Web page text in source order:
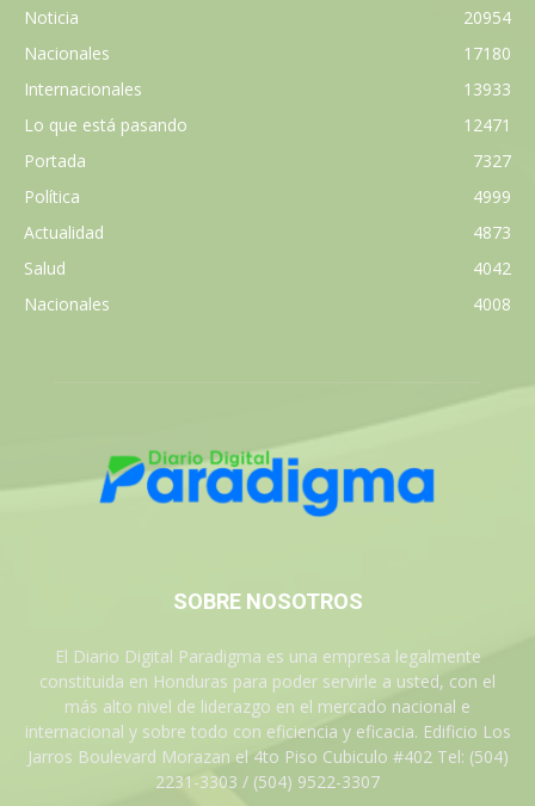
Noticia
20954
Nacionales
17180
Internacionales
13933
Lo que está pasando
12471
Portada
7327
Política
4999
Actualidad
4873
Salud
4042
Nacionales
4008
SOBRE NOSOTROS
El Diario Digital Paradigma es una empresa legalmente
constituida en Honduras para poder servirle a usted, con el
más alto nivel de liderazgo en el mercado nacional e
internacional y sobre todo con eficiencia y eficacia. Edificio Los
Jarros Boulevard Morazan el 4to Piso Cubiculo #402 Tel: (504)
2231-3303 / (504) 9522-3307